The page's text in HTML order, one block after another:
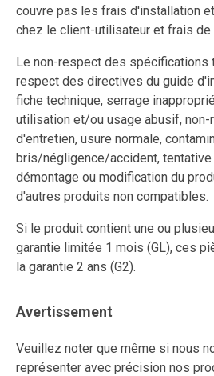
couvre pas les frais d'installation
chez le client-utilisateur et frais de
Le non-respect des spécifications
respect des directives du guide
fiche technique, serrage
utilisation et/ou usage abusif,
d'entretien, usure normale,
bris/négligence/accident, tentative
démontage ou modification du
d'autres produits non compatibles.
Si le produit contient une ou
garantie limitée 1 mois (GL), ces
la garantie 2 ans (G2).
Avertissement
Veuillez noter que même si nous
représenter avec précision nos